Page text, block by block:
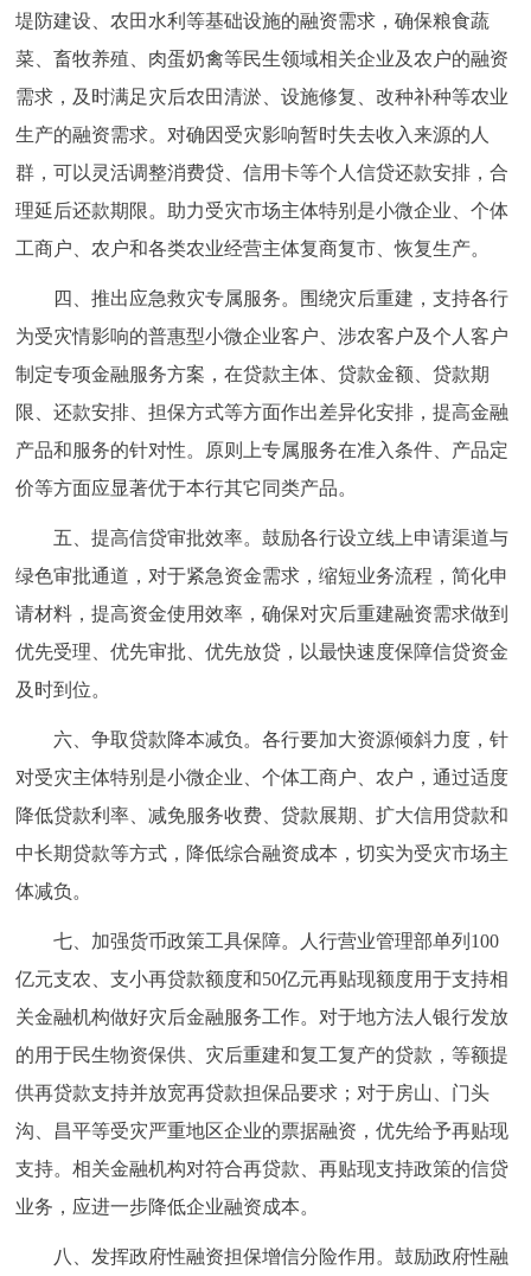
堤防建设、农田水利等基础设施的融资需求，确保粮食蔬
菜、畜牧养殖、肉蛋奶禽等民生领域相关企业及农户的融资
需求，及时满足灾后农田清淤、设施修复、改种补种等农业
生产的融资需求。对确因受灾影响暂时失去收入来源的人
群，可以灵活调整消费贷、信用卡等个人信贷还款安排，合
理延后还款期限。助力受灾市场主体特别是小微企业、个体
工商户、农户和各类农业经营主体复商复市、恢复生产。
四、推出应急救灾专属服务。围绕灾后重建，支持各行
为受灾情影响的普惠型小微企业客户、涉农客户及个人客户
制定专项金融服务方案，在贷款主体、贷款金额、贷款期
限、还款安排、担保方式等方面作出差异化安排，提高金融
产品和服务的针对性。原则上专属服务在准入条件、产品定
价等方面应显著优于本行其它同类产品。
五、提高信贷审批效率。鼓励各行设立线上申请渠道与
绿色审批通道，对于紧急资金需求，缩短业务流程，简化申
请材料，提高资金使用效率，确保对灾后重建融资需求做到
优先受理、优先审批、优先放贷，以最快速度保障信贷资金
及时到位。
六、争取贷款降本减负。各行要加大资源倾斜力度，针
对受灾主体特别是小微企业、个体工商户、农户，通过适度
降低贷款利率、减免服务收费、贷款展期、扩大信用贷款和
中长期贷款等方式，降低综合融资成本，切实为受灾市场主
体减负。
七、加强货币政策工具保障。人行营业管理部单列100
亿元支农、支小再贷款额度和50亿元再贴现额度用于支持相
关金融机构做好灾后金融服务工作。对于地方法人银行发放
的用于民生物资保供、灾后重建和复工复产的贷款，等额提
供再贷款支持并放宽再贷款担保品要求；对于房山、门头
沟、昌平等受灾严重地区企业的票据融资，优先给予再贴现
支持。相关金融机构对符合再贷款、再贴现支持政策的信贷
业务，应进一步降低企业融资成本。
八、发挥政府性融资担保增信分险作用。鼓励政府性融